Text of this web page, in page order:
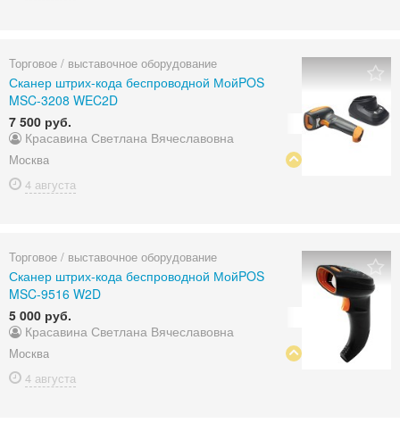
Торговое / выставочное оборудование
Сканер штрих-кода беспроводной МойPOS
MSC-3208 WEC2D
7 500 руб.
Красавина Светлана Вячеславовна
Москва
4 августа
Торговое / выставочное оборудование
Сканер штрих-кода беспроводной МойPOS
MSC-9516 W2D
5 000 руб.
Красавина Светлана Вячеславовна
Москва
4 августа